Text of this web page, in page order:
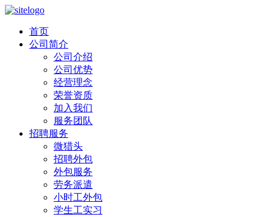
首页
公司简介
公司介绍
公司优势
经营理念
荣誉资质
加入我们
服务团队
招聘服务
微猎头
招聘外包
外包服务
劳务派遣
小时工外包
学生工实习